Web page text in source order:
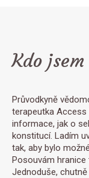
Kdo jsem
Průvodkyně
terapeutka
informace, jak o
konstitucí. Ladím
tak, aby bylo
Posouvám hranice
Jednoduše,